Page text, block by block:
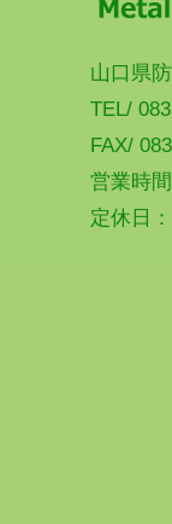
山口県
TEL/
FAX/
営業時
定休日